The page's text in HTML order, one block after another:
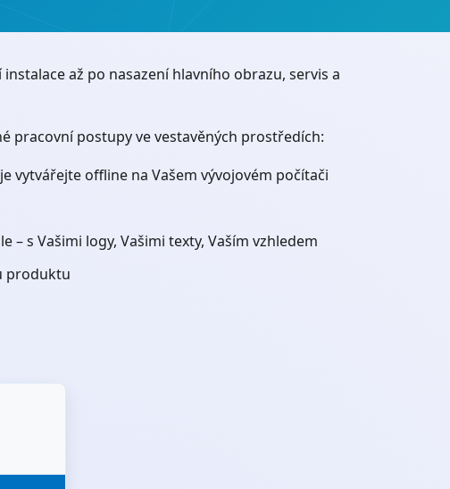
až po nasazení hlavního obrazu, servis a
pracovní postupy ve vestavěných prostředích:
vytvářejte offline na Vašem vývojovém počítači
s Vašimi logy, Vašimi texty, Vaším vzhledem
produktu